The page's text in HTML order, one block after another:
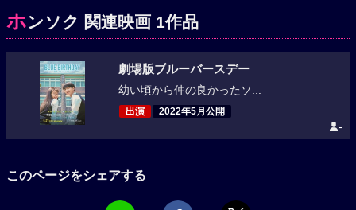
ホンソク 関連映画 1作品
劇場版ブルーバースデー
幼い頃から仲の良かったソ...
出演 2022年5月公開
-
このページをシェアする